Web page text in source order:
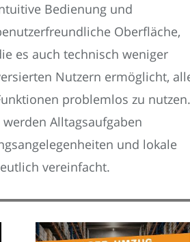
Bedienung und
Oberfläche,
es auch technisch weniger
Nutzern ermöglicht,
problemlos zu nutzen.
Alltagsaufgaben
und lokale
vereinfacht.